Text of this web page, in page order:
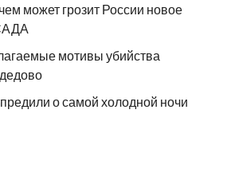
может грозит России новое
мотивы убийства
о самой холодной ночи